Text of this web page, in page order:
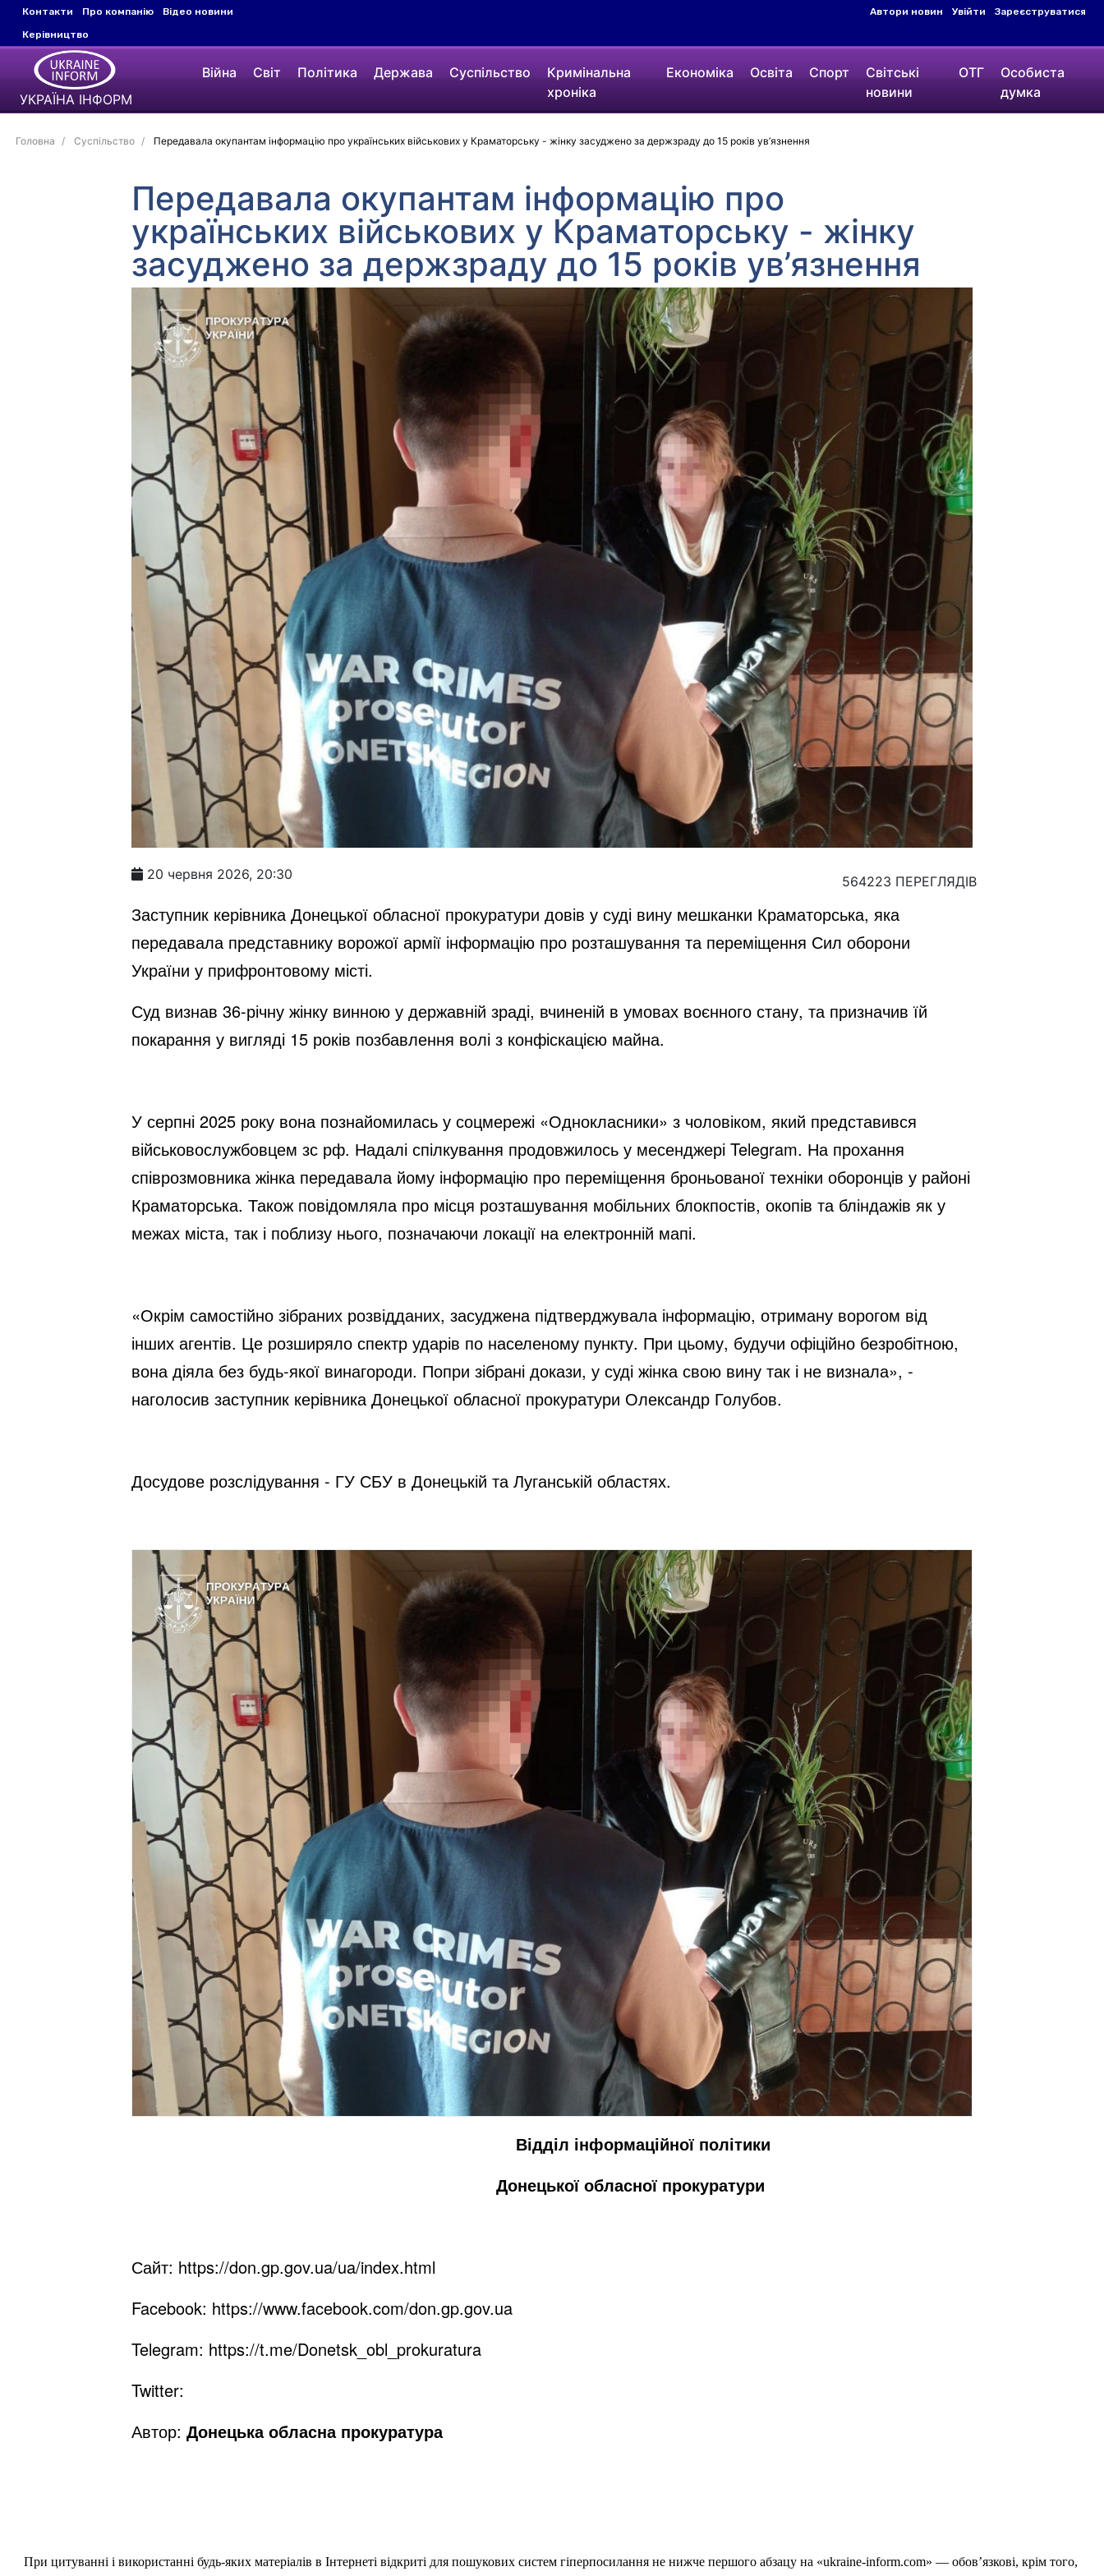
Контакти Про компанію
Відео новини
Керівництво
Автори новин Увійти Зареєструватися
УКРАЇНА ІНФОРМ
Війна Світ Політика Держава Суспільство
Кримінальна
хроніка
Економіка Освіта Спорт
Світські
новини
ОТГ
Особиста
думка
Головна Суспільство Передавала окупантам інформацію про українських військових у Краматорську - жінку засуджено за держзраду до 15 років ув’язнення
Передавала окупантам інформацію про
українських військових у Краматорську - жінку
засуджено за держзраду до 15 років ув’язнення
20 червня 2026, 20:30 564223 ПЕРЕГЛЯДІВ
Заступник керівника Донецької обласної прокуратури довів у суді вину мешканки Краматорська, яка
передавала представнику ворожої армії інформацію про розташування та переміщення Сил оборони
України у прифронтовому місті.
Суд визнав 36-річну жінку винною у державній зраді, вчиненій в умовах воєнного стану, та призначив їй
покарання у вигляді 15 років позбавлення волі з конфіскацією майна.
У серпні 2025 року вона познайомилась у соцмережі «Однокласники» з чоловіком, який представився
військовослужбовцем зс рф. Надалі спілкування продовжилось у месенджері Telegram. На прохання
співрозмовника жінка передавала йому інформацію про переміщення броньованої техніки оборонців у районі
Краматорська. Також повідомляла про місця розташування мобільних блокпостів, окопів та бліндажів як у
межах міста, так і поблизу нього, позначаючи локації на електронній мапі.
«Окрім самостійно зібраних розвідданих, засуджена підтверджувала інформацію, отриману ворогом від
інших агентів. Це розширяло спектр ударів по населеному пункту. При цьому, будучи офіційно безробітною,
вона діяла без будь-якої винагороди. Попри зібрані докази, у суді жінка свою вину так і не визнала», -
наголосив заступник керівника Донецької обласної прокуратури Олександр Голубов.
Досудове розслідування - ГУ СБУ в Донецькій та Луганській областях.
Відділ інформаційної політики
Донецької обласної прокуратури
Сайт: https://don.gp.gov.ua/ua/index.html
Facebook: https://www.facebook.com/don.gp.gov.ua
Telegram: https://t.me/Donetsk_obl_prokuratura
Twitter:
Автор: Донецька обласна прокуратура
При цитуванні і використанні будь-яких матеріалів в Інтернеті відкриті для пошукових систем гіперпосилання не нижче першого абзацу на «ukraine-inform.com» — обов’язкові, крім того,